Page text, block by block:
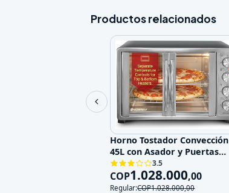
Productos relacionados
Horno Tostador Convección
45L con Asador y Puertas
Francesas3.5
COP1.028.000,00
Regular:COP1.028.000,00